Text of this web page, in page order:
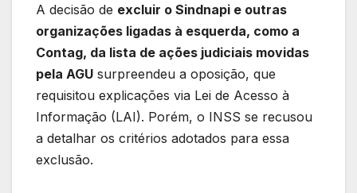
A decisão de excluir o Sindnapi e outras
organizações ligadas à esquerda, como a
Contag, da lista de ações judiciais movidas
pela AGU surpreendeu a oposição, que
requisitou explicações via Lei de Acesso à
Informação (LAI). Porém, o INSS se recusou
a detalhar os critérios adotados para essa
exclusão.